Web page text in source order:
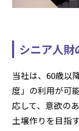
シニア人財
当社は、60歳以
度」の利用が可
応して、意欲の
土壌作りを目指